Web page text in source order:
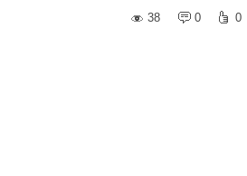
38
0 0